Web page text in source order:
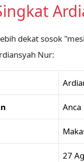
dekat sosok
Nur:
Anca
27